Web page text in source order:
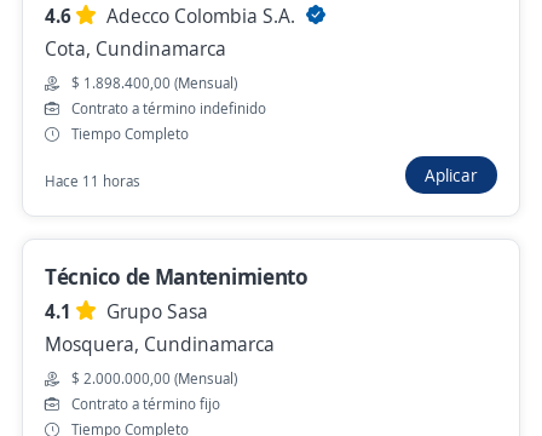
Auxiliar de Soporte Técnico
Importante empresa del sector
Cota, Cundinamarca
Hace 5 días
Nuevas ofertas de empleo
Empleos similares
4.6
Adecco Colombia S.A.
Cota, Cundinamarca
$ 1.898.400,00 (Mensual)
Contrato a término indefinido
Tiempo Completo
Hace 11 horas Aplicar
Técnico de Mantenimiento
4.1
Grupo Sasa
Mosquera, Cundinamarca
$ 2.000.000,00 (Mensual)
Contrato a término fijo
Tiempo Completo